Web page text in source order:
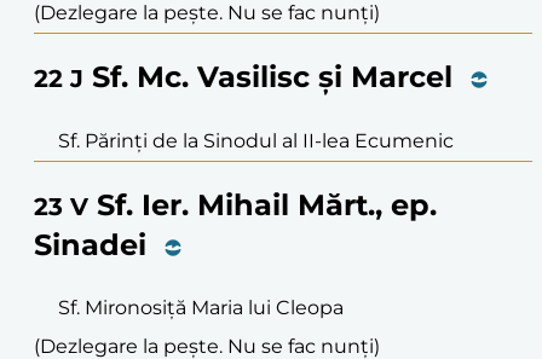
(Dezlegare la pește. Nu se fac nunți)
22 J Sf. Mc. Vasilisc și Marcel
Sf. Părinți de la Sinodul al II-lea Ecumenic
23 V Sf. Ier. Mihail Mărt., ep.
Sinadei
Sf. Mironosiță Maria lui Cleopa
(Dezlegare la pește. Nu se fac nunți)